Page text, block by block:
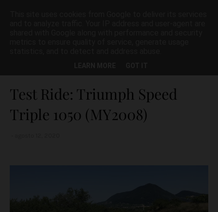
Test Ride: Triumph Speed
Triple 1050 (MY2008)